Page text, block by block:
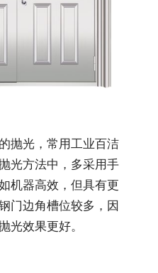
抛光，常用工业百洁
光方法中，多采用手
机器高效，但具有更
门边角槽位较多，因
光效果更好。